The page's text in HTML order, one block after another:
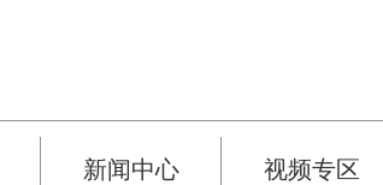
新闻中心 视频专区